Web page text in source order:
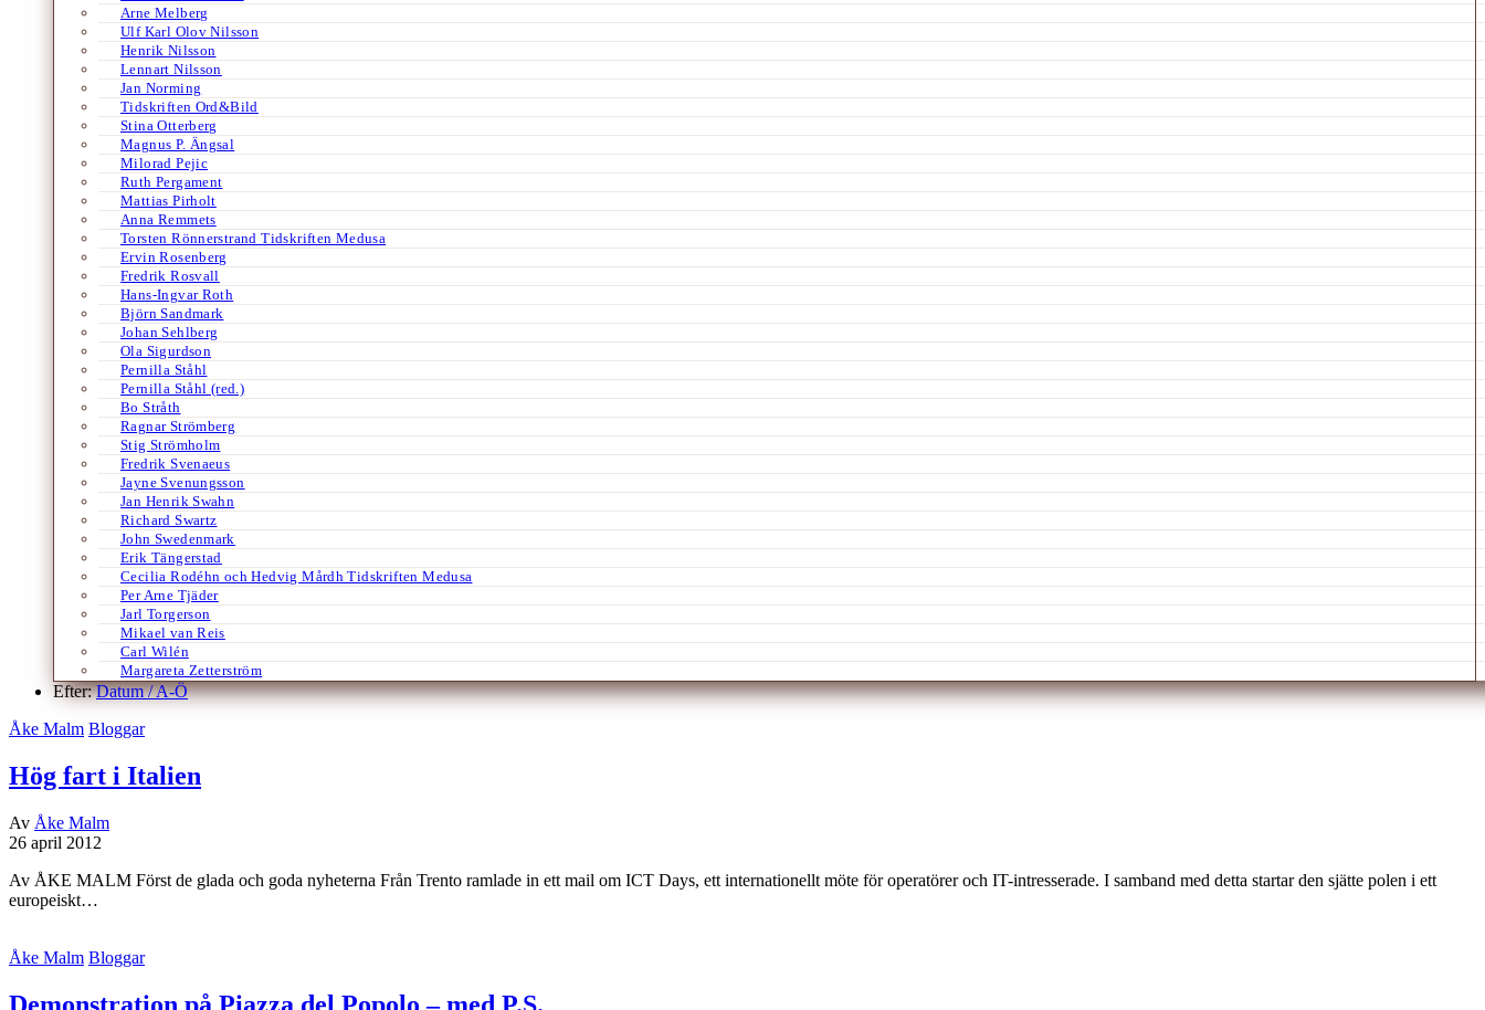
Arne Melberg
Ulf Karl Olov Nilsson
Henrik Nilsson
Lennart Nilsson
Jan Norming
Tidskriften Ord&Bild
Stina Otterberg
Magnus P. Ängsal
Milorad Pejic
Ruth Pergament
Mattias Pirholt
Anna Remmets
Torsten Rönnerstrand Tidskriften Medusa
Ervin Rosenberg
Fredrik Rosvall
Hans-Ingvar Roth
Björn Sandmark
Johan Sehlberg
Ola Sigurdson
Pernilla Ståhl
Pernilla Ståhl (red.)
Bo Stråth
Ragnar Strömberg
Stig Strömholm
Fredrik Svenaeus
Jayne Svenungsson
Jan Henrik Swahn
Richard Swartz
John Swedenmark
Erik Tängerstad
Cecilia Rodéhn och Hedvig Mårdh Tidskriften Medusa
Per Arne Tjäder
Jarl Torgerson
Mikael van Reis
Carl Wilén
Margareta Zetterström
Efter:Datum /A-Ö
Åke Malm Bloggar
Hög fart i Italien
Av Åke Malm
26 april 2012
Av ÅKE MALM Först de glada och goda nyheterna Från Trento ramlade in ett mail om ICT Days, ett internationellt möte för operatörer och IT-intresserade. I samband med detta startar den sjätte polen i ett
europeiskt…
Åke Malm Bloggar
Demonstration på Piazza del Popolo – med P.S.